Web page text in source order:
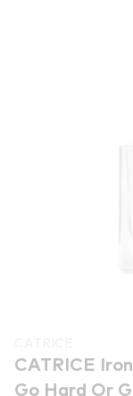
CATRICE
Go Hard Or